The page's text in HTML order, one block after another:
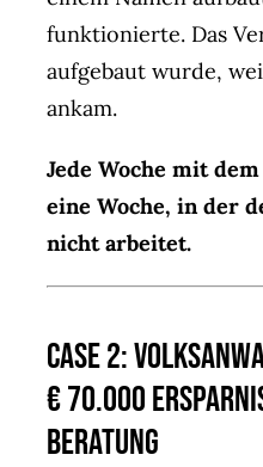
funktionierte. Das
aufgebaut wurde,
ankam.
Jede Woche mit
eine Woche, in der
nicht arbeitet.
Case 2:
€ 70.000
Beratung